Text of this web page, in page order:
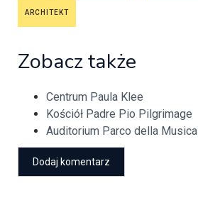
ARCHITEKT
Zobacz także
Centrum Paula Klee
Kościół Padre Pio Pilgrimage
Auditorium Parco della Musica